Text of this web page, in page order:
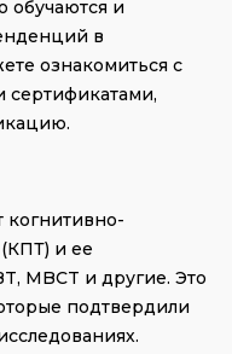
обучаются и
в
ознакомиться с
сертификатами,
и ее
MBCT и другие. Это
подтвердили